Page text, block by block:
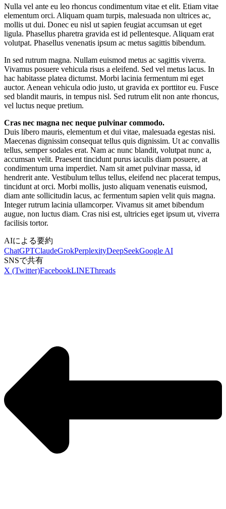
Nulla vel ante eu leo rhoncus condimentum vitae et elit. Etiam vitae
elementum orci. Aliquam quam turpis, malesuada non ultrices ac,
mollis ut dui. Donec eu nisl ut sapien feugiat accumsan ut eget
ligula. Phasellus pharetra gravida est id pellentesque. Aliquam erat
volutpat. Phasellus venenatis ipsum ac metus sagittis bibendum.
In sed rutrum magna. Nullam euismod metus ac sagittis viverra.
Vivamus posuere vehicula risus a eleifend. Sed vel metus lacus. In
hac habitasse platea dictumst. Morbi lacinia fermentum mi eget
auctor. Aenean vehicula odio justo, ut gravida ex porttitor eu. Fusce
sed blandit mauris, in tempus nisl. Sed rutrum elit non ante rhoncus,
vel luctus neque pretium.
Cras nec magna nec neque pulvinar commodo.
Duis libero mauris, elementum et dui vitae, malesuada egestas nisi.
Maecenas dignissim consequat tellus quis dignissim. Ut ac convallis
tellus, semper sodales erat. Nam ac nunc blandit, volutpat nunc a,
accumsan velit. Praesent tincidunt purus iaculis diam posuere, at
condimentum urna imperdiet. Nam sit amet pulvinar massa, id
hendrerit ante. Vestibulum tellus tellus, eleifend nec placerat tempus,
tincidunt at orci. Morbi mollis, justo aliquam venenatis euismod,
diam ante sollicitudin lacus, ac fermentum sapien velit quis magna.
Integer rutrum lacinia ullamcorper. Vivamus sit amet bibendum
augue, non luctus diam. Cras nisi est, ultricies eget ipsum ut, viverra
facilisis tortor.
AIによる要約
ChatGPTClaudeGrokPerplexityDeepSeekGoogle AI
SNSで共有
X (Twitter)FacebookLINEThreads